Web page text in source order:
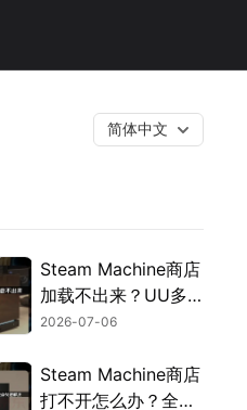
简体中文
Steam Machine商店
加载不出来？UU多
方案根治！
2026-07-06
Steam Machine商店
打不开怎么办？全原